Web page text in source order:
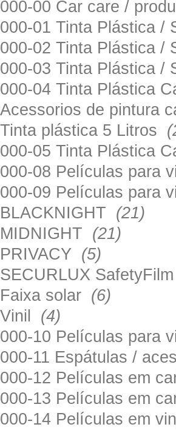
000-00 Car care /
000-01 Tinta Plástica /
000-02 Tinta Plástica
000-03 Tinta Plástica
000-04 Tinta Plástica
Acessorios de pintura
Tinta plástica 5 Litros
000-05 Tinta Plástica
000-08 Películas para
000-09 Películas para
BLACKNIGHT (21)
MIDNIGHT (21)
PRIVACY (5)
SECURLUX SafetyFilm
Faixa solar (6)
Vinil (4)
000-10 Películas para
000-11 Espátulas /
000-12 Películas em
000-13 Películas em
000-14 Películas em